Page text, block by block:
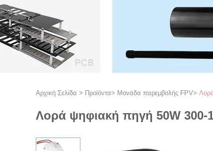
Αρχική Σελίδα > Προϊόντα> Μονάδα παρεμβολής FPV>
Λορά ψηφιακή πηγή 50W 300-